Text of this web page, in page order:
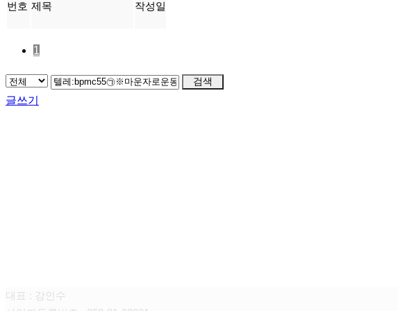
번호 제목 작성일
1
검색
글쓰기
대표 : 강인수